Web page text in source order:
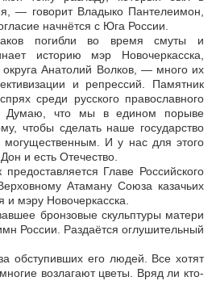
— говорит Владыко Пантелеимон,
начнётся с Юга России.
погибли во время смуты и
историю мэр Новочеркасска,
округа Анатолий Волков, — много их
и репрессий. Памятник
среди русского православного
Думаю, что мы в едином порыве
чтобы сделать наше государство
И у нас для этого
и есть Отечество.
Главе Российского
Атаману Союза казачьих
и мэру Новочеркасска.
бронзовые скульптуры матери
России. Раздаётся оглушительный
обступивших его людей. Все хотят
возлагают цветы. Вряд ли кто-